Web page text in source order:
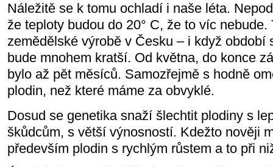
Náležitě se k tomu ochladí i naše léta.
že teploty budou do 20° C, že to víc
zemědělské výrobě v Česku – i když období
bude mnohem kratší. Od května, do konce
bylo až pět měsíců. Samozřejmě s hodně
plodin, než které máme za obvyklé.
Dosud se genetika snaží šlechtit plodiny s
škůdcům, s větší výnosností. Kdežto nověji
především plodin s rychlým růstem a to při